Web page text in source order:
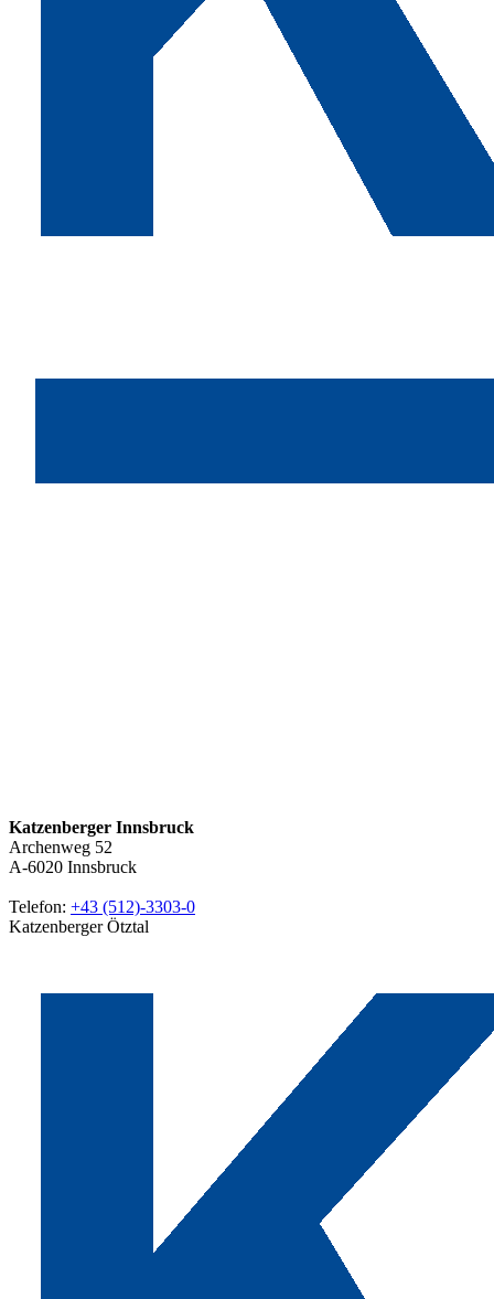
Katzenberger Innsbruck
Archenweg 52
A-6020 Innsbruck
Telefon: +43 (512)-3303-0
Katzenberger Ötztal